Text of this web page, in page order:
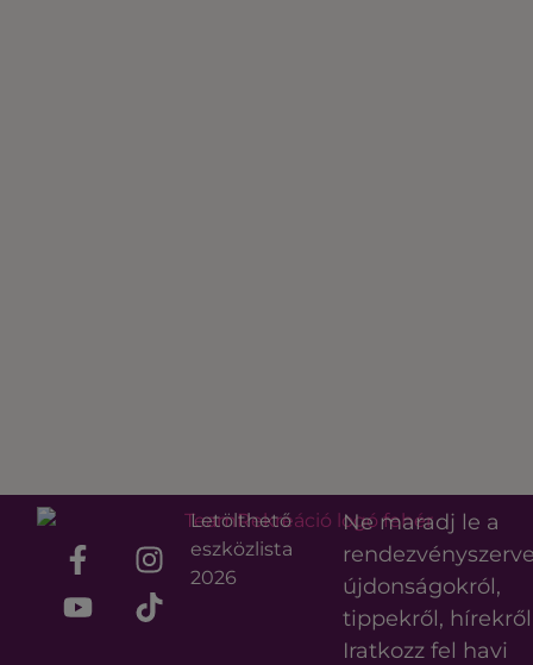
Letölthető
eszközlista
2026
Ne maradj le a
újdonságokról,
tippekről,
Iratkozz fel havi